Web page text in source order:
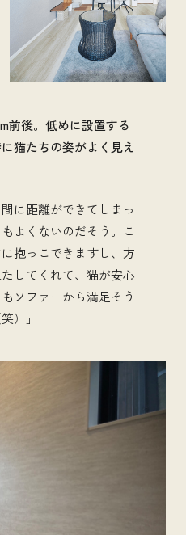
前後。低めに設置する
猫たちの姿がよく見え
に距離ができてしまっ
よくないのだそう。こ
抱っこできますし、方
してくれて、猫が安心
ソファーから満足そう
）」